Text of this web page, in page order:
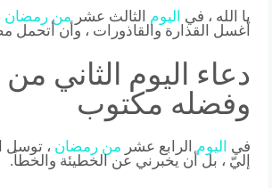
يا الله ، في اليوم الثالث عشر من رمضان
أغسل القذارة والقاذورات ، وأن أتحمل
دعاء اليوم الثاني
وفضله مكتوب
في اليوم الرابع عشر من رمضان ، توسل
إليّ ، بل أن يخبرني عن الخطيئة والخطأ.